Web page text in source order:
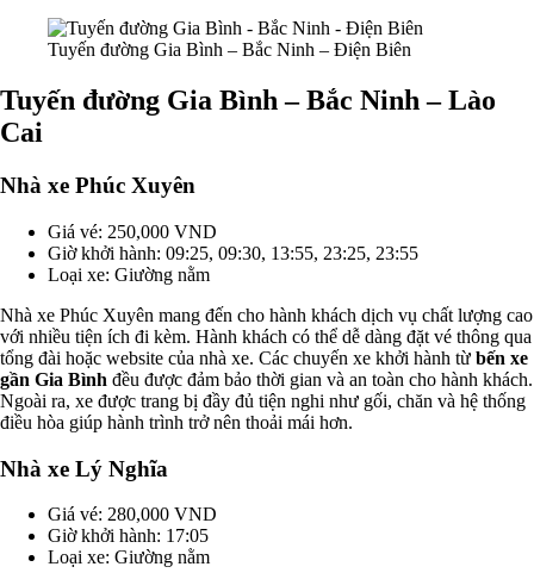
Tuyến đường Gia Bình – Bắc Ninh – Điện Biên
Tuyến đường Gia Bình – Bắc Ninh – Lào
Cai
Nhà xe Phúc Xuyên
Giá vé: 250,000 VND
Giờ khởi hành: 09:25, 09:30, 13:55, 23:25, 23:55
Loại xe: Giường nằm
Nhà xe Phúc Xuyên mang đến cho hành khách dịch vụ chất lượng cao
với nhiều tiện ích đi kèm. Hành khách có thể dễ dàng đặt vé thông qua
tổng đài hoặc website của nhà xe. Các chuyến xe khởi hành từ bến xe
gần Gia Bình đều được đảm bảo thời gian và an toàn cho hành khách.
Ngoài ra, xe được trang bị đầy đủ tiện nghi như gối, chăn và hệ thống
điều hòa giúp hành trình trở nên thoải mái hơn.
Nhà xe Lý Nghĩa
Giá vé: 280,000 VND
Giờ khởi hành: 17:05
Loại xe: Giường nằm